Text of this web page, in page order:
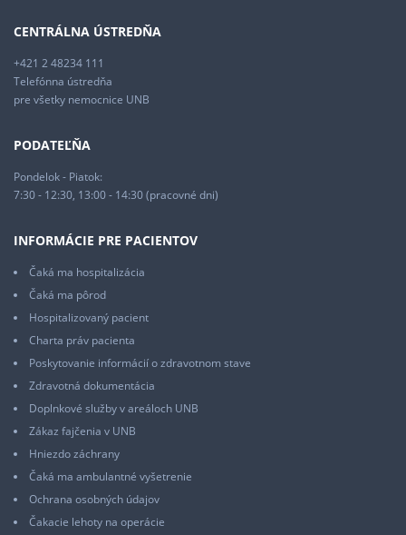
CENTRÁLNA ÚSTREDŇA
+421 2 48234 111
Telefónna ústredňa
pre všetky nemocnice UNB
PODATEĽŇA
Pondelok - Piatok:
7:30 - 12:30, 13:00 - 14:30 (pracovné dni)
INFORMÁCIE PRE PACIENTOV
Čaká ma hospitalizácia
Čaká ma pôrod
Hospitalizovaný pacient
Charta práv pacienta
Poskytovanie informácií o zdravotnom stave
Zdravotná dokumentácia
Doplnkové služby v areáloch UNB
Zákaz fajčenia v UNB
Hniezdo záchrany
Čaká ma ambulantné vyšetrenie
Ochrana osobných údajov
Čakacie lehoty na operácie